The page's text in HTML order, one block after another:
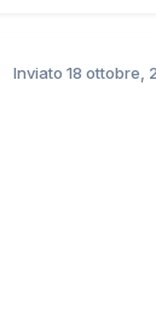
Inviato 18 ottobre,